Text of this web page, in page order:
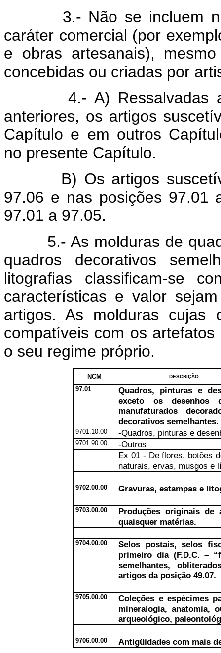
3.- Não se incluem na
caráter comercial (por
e obras artesanais),
concebidas ou criadas por
4.- A) Ressalvadas as
anteriores, os artigos
Capítulo e em outros
no presente Capítulo.
B) Os artigos
97.06 e nas posições 97.01
97.01 a 97.05.
5.- As molduras de
quadros decorativos
litografias classificam-se
características e valor
artigos. As molduras cujas
compatíveis com os
o seu regime próprio.
NCM DESCRIÇÃO
97.01
Quadros, pinturas e
exceto os
manufaturados
decorativos semelhantes.
9701.10.00 -Quadros, pinturas e
9701.90.00
-Outros
Ex 01 - De flores, botões
naturais, ervas, musgos e
9702.00.00 Gravuras, estampas e
9703.00.00
Produções originais de
quaisquer matérias.
9704.00.00
Selos postais, selos
primeiro dia (F.D.C. –
semelhantes,
artigos da posição 49.07.
9705.00.00
Coleções e espécimes
mineralogia, anatomia,
arqueológico,
9706.00.00 Antigüidades com mais